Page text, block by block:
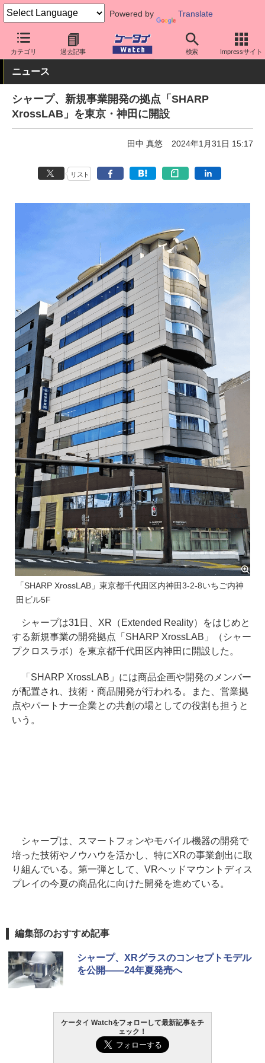
Powered by Translate
カテゴリ 過去記事 検索 Impressサイト
ケータイ Watch 業界動向 企業動向
ニュース
シャープ、新規事業開発の拠点「SHARP
XrossLAB」を東京・神田に開設
田中 真悠 2024年1月31日 15:17
リスト
「SHARP XrossLAB」東京都千代田区内神田3-2-8いちご内神
田ビル5F
シャープは31日、XR（Extended Reality）をはじめと
する新規事業の開発拠点「SHARP XrossLAB」（シャー
プクロスラボ）を東京都千代田区内神田に開設した。
「SHARP XrossLAB」には商品企画や開発のメンバー
が配置され、技術・商品開発が行われる。また、営業拠
点やパートナー企業との共創の場としての役割も担うと
いう。
シャープは、スマートフォンやモバイル機器の開発で
培った技術やノウハウを活かし、特にXRの事業創出に取
り組んでいる。第一弾として、VRヘッドマウントディス
プレイの今夏の商品化に向けた開発を進めている。
編集部のおすすめ記事
シャープ、XRグラスのコンセプトモデル
を公開――24年夏発売へ
ケータイ Watchをフォローして最新記事をチ
ェック！